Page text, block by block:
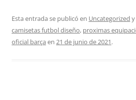
Esta entrada se publicó en Uncategorized
camisetas futbol diseño, proximas
oficial barça en 21 de junio de 2021.